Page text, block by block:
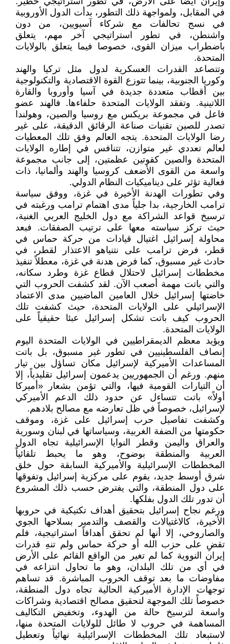
في المقابل، ولمواجهة ذلك التطور، بدأت الدول الأوروبية
في نسج تحالفات مع شركاء آسيويين، من دون
واشنطن، في تطور استراتيجي آخر مهم، يتعلق
باضطراب ميزان القوى، خصوصا فيما يتعلق بالولايات
المتحدة.
وتتصاعد القدرات العسكرية لدول مثل تركيا والهند
وكوريا الجنوبية، بينما تتوزع القوة الاقتصادية والتكنولوجية
بين أقطاب متعددة جديدة في آسيا وأوروبا والقارة
اللاتينية. وتفقد الولايات المتحدة حلفاءها. فالهند عضو
فاعل في مجموعة بريكس مع روسيا والصين، وهولندا
تصدر للصين تقنيات صناعة الرقائق الدقيقة، على غير
رضا الولايات المتحدة. يتجه العالم وفق تلك المعطيات
لعالم تعددي غير متوازن، تتنافس في إطاره الولايات
المتحدة والصين كقوتين عظمتين، إلى جانب مجموعة
واسعة من القوى الأضعف كروسيا والهند وألمانيا، ذات
فعالية تؤثر على ديناميكيات النظام الدولي.
وفي تطورات الهدنة الأخيرة في غزة، ووفق سياسة
ترامب الخارجية، بدا جلياً مدى اهتمام ترامب ورغبته في
ترسيخ قواعد الشراكة مع دول الخليج العربي الغنية،
حيث تركز سياسته معها على ترتيب الصفقات. فبعد
محاولة إسرائيل اغتيال قيادات من حركة حماس في
قطر، فرض ترامب على نتنياهو الاعتذار لقطر، في
حادث غير مسبوق، كما فرض هدنة في غزة، معطلاً تنفيذ
مخططات إسرائيل لاحتلال قطاع غزة وطرد سكانه،
والتي باتت مهمة أصعب الآن. لقد كشفت الحروب التي
خاضتها إسرائيل خلال العامين الماضيين مدى الاعتماد
الإسرائيلي على الولايات المتحدة، حيث كشفت تلك
الحروب كيف باتت تشكل إسرائيل عبئا حقيقياً على
الولايات المتحدة.
ويؤيد معظم الديمقراطيين في الولايات المتحدة اليوم
إنصاف الفلسطينيين في تطور غير مسبوق، بل باتت
المساعدات الأميركية لإسرائيل مكان تساؤل بين تيار
منهم. ورغم أن الجمهوريين يدعمون إسرائيل تقليدياً، إلا
أن التيارات القومية فيها، والتي تؤمن بشعار «أميركا
أولاً» باتت تتساءل عن حدود ذلك الدعم الأميركي
لإسرائيل، خصوصاً في ظل تعارضه مع مصالح بلادهم.
وكشفت تفاصيل حرب إسرائيل على غزة، وموقف
حكومتها من الضفة الغربية، وسياساتها في لبنان وسورية
والعراق واليمن وقطر النوايا الإسرائيلية تجاه الدول
العربية والمنطقة بوضوح، وهو ما يحبط تلقائياً
المخططات الإسرائيلية والأميركية السابقة حول خلق
شرق أوسط جديد، يقوم على مركزية إسرائيل وتفوقها
على دول المنطقة، والتي يفترض حسب ذلك المشروع
أن تدور تلك الدول بفلكها.
ورغم نجاح إسرائيل بتحقيق أهداف تكتيكية في حروبها
الأخيرة، كالاغتيالات والقصف والتدمير بسلاحها الجوي
والصاروخي، إلا أنها لم تحقق أهدافاً استراتيجية، فلم
تقضِ على حزب الله أو حركة حماس ولم تنهِ قدرات
إيران النووية كما لم تغير من الواقع القائم على الأرض
في أي من تلك البلدان، وهو ما تحاول انتزاعه في
مفاوضات ما بعد توقف الحروب المباشرة. قد تساهم
توجهات الإدارة الأميركية الحالية تجاه دول المنطقة،
خصوصاً تلك الموجهة لتحقيق مصالح اقتصادية وشراكات
واسعة لترسيخ حالة من الهدوء، وتخفيض التكاليف
المساهمة في حروب لا طائل للولايات المتحدة منها،
لاستبعاد تلك المخططات الإسرائيلية نهائياً وتعطيل